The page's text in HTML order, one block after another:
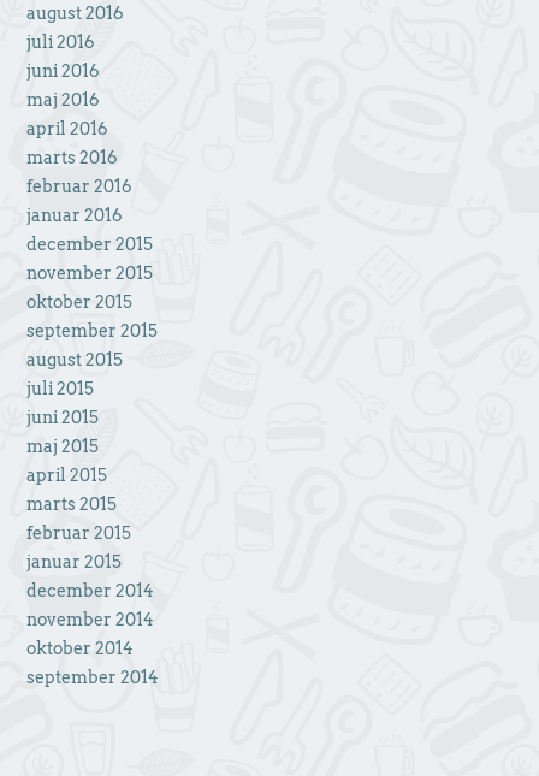
august 2016
juli 2016
juni 2016
maj 2016
april 2016
marts 2016
februar 2016
januar 2016
december 2015
november 2015
oktober 2015
september 2015
august 2015
juli 2015
juni 2015
maj 2015
april 2015
marts 2015
februar 2015
januar 2015
december 2014
november 2014
oktober 2014
september 2014